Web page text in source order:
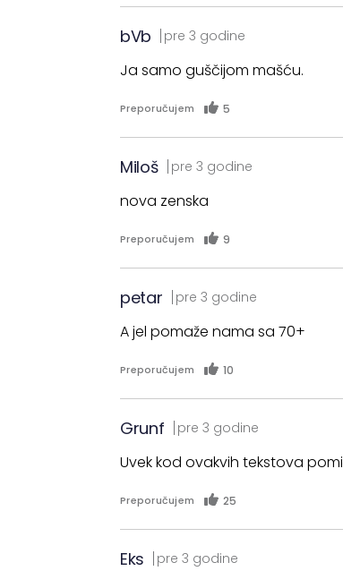
bVb pre 3 godine
Ja samo guščijom mašću.
Preporučujem 5
Miloš pre 3 godine
nova zenska
Preporučujem 9
petar pre 3 godine
A jel pomaže nama sa 70+
Preporučujem 10
Grunf pre 3 godine
Uvek kod ovakvih tekstova
Preporučujem 25
Eks pre 3 godine